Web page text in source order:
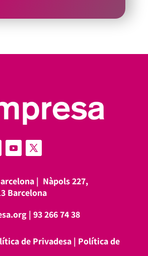
| Nàpols 227,
Barcelona
| 93 266 74 38
de Privadesa| Política de